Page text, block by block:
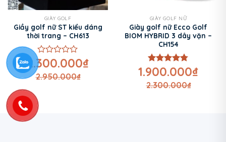
GIÀY GOLF
Giầy golf nữ ST kiểu dáng
thời trang – CH613
Được
xếp
hạng
sao
2.300.000₫
2.950.000₫
GIÀY GOLF NỮ
Giày golf nữ Ecco Golf
BIOM HYBRID 3 dây vặn –
CH154
Được xếp
hạng4.75
5 sao
1.900.000₫
2.300.000₫